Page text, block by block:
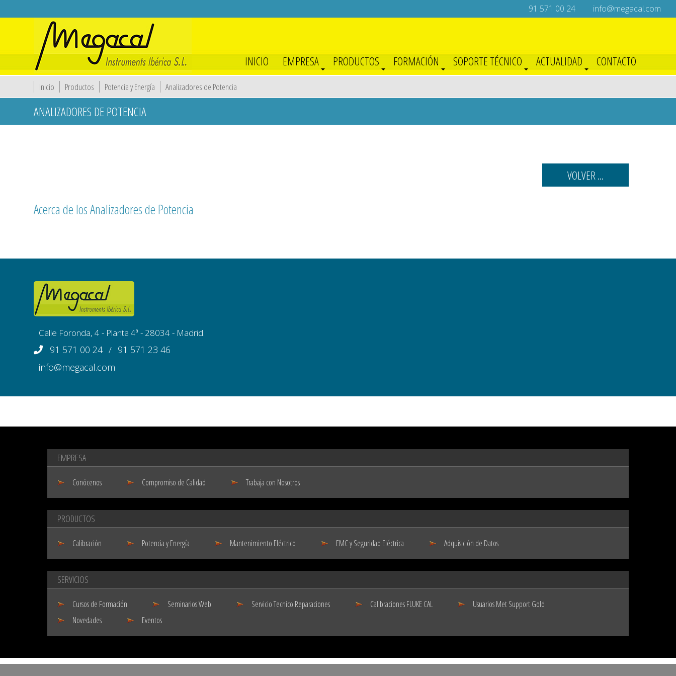
info@megacal.com
91 571 00 24
INICIO EMPRESA PRODUCTOS FORMACIÓN SOPORTE TÉCNICO ACTUALIDAD CONTACTO
Inicio Productos Potencia y Energía Analizadores de Potencia
ANALIZADORES DE POTENCIA
VOLVER ...
Acerca de los Analizadores de Potencia
Calle Foronda, 4 - Planta 4ª - 28034 - Madrid.
91 571 00 24/ 91 571 23 46
info@megacal.com
EMPRESA
Conócenos Compromiso de Calidad Trabaja con Nosotros
PRODUCTOS
Calibración Potencia y Energía Mantenimiento Eléctrico EMC y Seguridad Eléctrica Adquisición de Datos
SERVICIOS
Cursos de Formación Seminarios Web Servicio Tecnico Reparaciones Calibraciones FLUKE CAL
Usuarios Met Support Gold
Novedades
Eventos